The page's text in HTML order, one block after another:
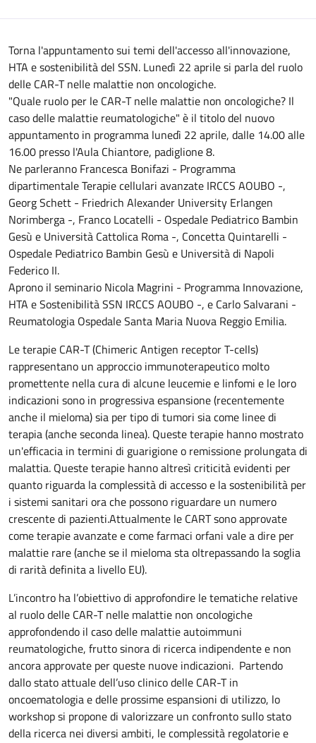
Torna l'appuntamento sui temi dell'accesso all'innovazione,
HTA e sostenibilità del SSN. Lunedì 22 aprile si parla del ruolo
delle CAR-T nelle malattie non oncologiche.
"Quale ruolo per le CAR-T nelle malattie non oncologiche? Il
caso delle malattie reumatologiche" è il titolo del nuovo
appuntamento in programma lunedì 22 aprile, dalle 14.00 alle
16.00 presso l'Aula Chiantore, padiglione 8.
Ne parleranno Francesca Bonifazi - Programma
dipartimentale Terapie cellulari avanzate IRCCS AOUBO -,
Georg Schett - Friedrich Alexander University Erlangen
Norimberga -, Franco Locatelli - Ospedale Pediatrico Bambin
Gesù e Università Cattolica Roma -, Concetta Quintarelli -
Ospedale Pediatrico Bambin Gesù e Università di Napoli
Federico II.
Aprono il seminario Nicola Magrini - Programma Innovazione,
HTA e Sostenibilità SSN IRCCS AOUBO -, e Carlo Salvarani -
Reumatologia Ospedale Santa Maria Nuova Reggio Emilia.
Le terapie CAR-T (Chimeric Antigen receptor T-cells)
rappresentano un approccio immunoterapeutico molto
promettente nella cura di alcune leucemie e linfomi e le loro
indicazioni sono in progressiva espansione (recentemente
anche il mieloma) sia per tipo di tumori sia come linee di
terapia (anche seconda linea). Queste terapie hanno mostrato
un'efficacia in termini di guarigione o remissione prolungata di
malattia. Queste terapie hanno altresì criticità evidenti per
quanto riguarda la complessità di accesso e la sostenibilità per
i sistemi sanitari ora che possono riguardare un numero
crescente di pazienti.Attualmente le CART sono approvate
come terapie avanzate e come farmaci orfani vale a dire per
malattie rare (anche se il mieloma sta oltrepassando la soglia
di rarità definita a livello EU).
L’incontro ha l’obiettivo di approfondire le tematiche relative
al ruolo delle CAR-T nelle malattie non oncologiche
approfondendo il caso delle malattie autoimmuni
reumatologiche, frutto sinora di ricerca indipendente e non
ancora approvate per queste nuove indicazioni. Partendo
dallo stato attuale dell’uso clinico delle CAR-T in
oncoematologia e delle prossime espansioni di utilizzo, lo
workshop si propone di valorizzare un confronto sullo stato
della ricerca nei diversi ambiti, le complessità regolatorie e